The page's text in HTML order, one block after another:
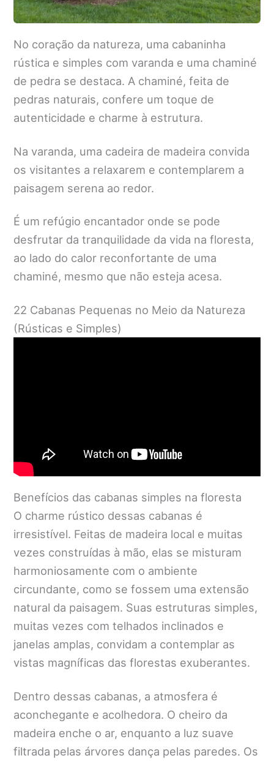
No coração da natureza, uma cabaninha
rústica e simples com varanda e uma chaminé
de pedra se destaca. A chaminé, feita de
pedras naturais, confere um toque de
autenticidade e charme à estrutura.
Na varanda, uma cadeira de madeira convida
os visitantes a relaxarem e contemplarem a
paisagem serena ao redor.
É um refúgio encantador onde se pode
desfrutar da tranquilidade da vida na floresta,
ao lado do calor reconfortante de uma
chaminé, mesmo que não esteja acesa.
22 Cabanas Pequenas no Meio da Natureza
(Rústicas e Simples)
Benefícios das cabanas simples na floresta
O charme rústico dessas cabanas é
irresistível. Feitas de madeira local e muitas
vezes construídas à mão, elas se misturam
harmoniosamente com o ambiente
circundante, como se fossem uma extensão
natural da paisagem. Suas estruturas simples,
muitas vezes com telhados inclinados e
janelas amplas, convidam a contemplar as
vistas magníficas das florestas exuberantes.
Dentro dessas cabanas, a atmosfera é
aconchegante e acolhedora. O cheiro da
madeira enche o ar, enquanto a luz suave
filtrada pelas árvores dança pelas paredes. Os